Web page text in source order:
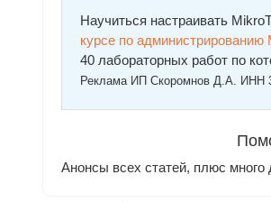
Научиться настраивать
курcе по администрированию
40 лабораторных работ по
Реклама ИП Скоромнов Д.А. ИНН
Анонсы всех статей, плюс много